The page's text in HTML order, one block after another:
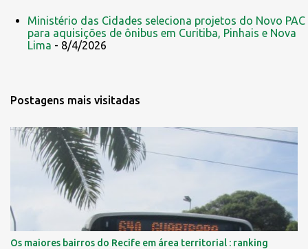
Ministério das Cidades seleciona projetos do Novo PAC
para aquisições de ônibus em Curitiba, Pinhais e Nova
Lima - 8/4/2026
Postagens mais visitadas
Os maiores bairros do Recife em área territorial : ranking